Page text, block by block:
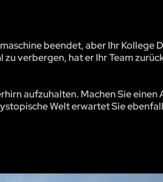
beendet, aber Ihr Kollege
verbergen, hat er Ihr Team
aufzuhalten. Machen Sie einen
Welt erwartet Sie